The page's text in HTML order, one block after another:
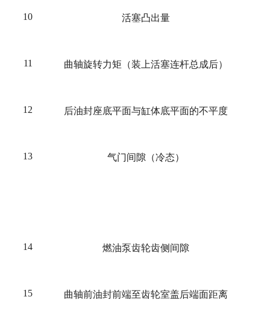
10 活塞凸出量
11 曲轴旋转力矩（装上活塞连杆总成后）
12 后油封座底平面与缸体底平面的不平度
13 气门间隙（冷态）
14 燃油泵齿轮齿侧间隙
15 曲轴前油封前端至齿轮室盖后端面距离